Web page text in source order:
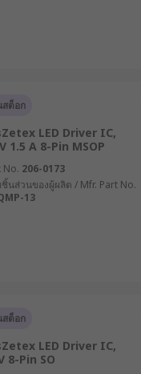
สต็อก
LED Driver IC,
1.5 A 8-Pin MSOP
No. 206-0173
นส่วนของผู้ผลิต / Mfr. Part No.
13
สต็อก
LED Driver IC,
8-Pin SO